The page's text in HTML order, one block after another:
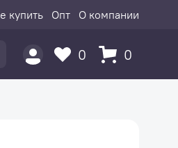
купить Опт О компании
0 0